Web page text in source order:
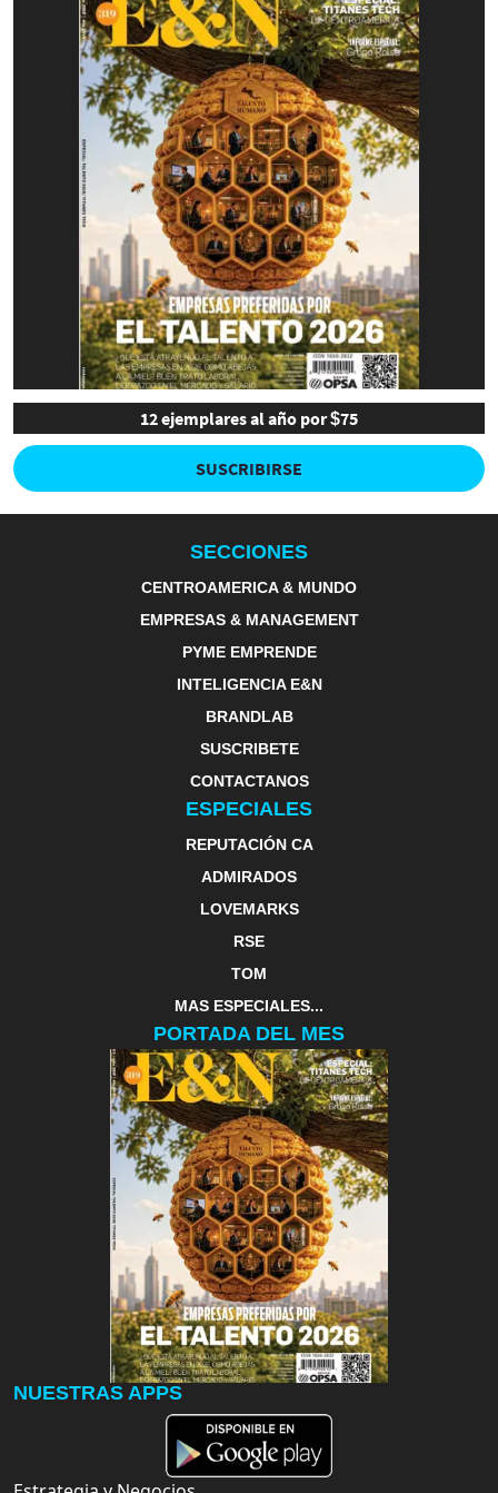
12 ejemplares al año por $75
SUSCRIBIRSE
SECCIONES
CENTROAMERICA & MUNDO
EMPRESAS & MANAGEMENT
PYME EMPRENDE
INTELIGENCIA E&N
BRANDLAB
SUSCRIBETE
CONTACTANOS
ESPECIALES
REPUTACIÓN CA
ADMIRADOS
LOVEMARKS
RSE
TOM
MAS ESPECIALES...
PORTADA DEL MES
NUESTRAS APPS